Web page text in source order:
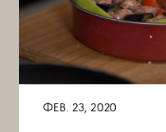
ΦΕΒ. 23, 2020